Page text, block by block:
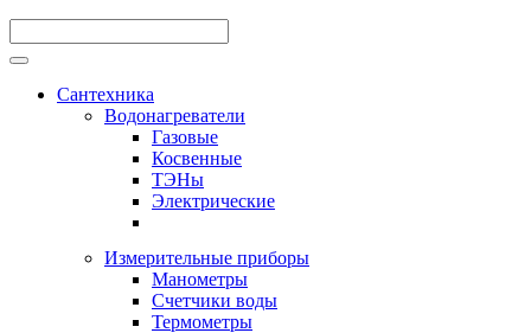
Сантехника
Водонагреватели
Газовые
Косвенные
ТЭНы
Электрические
Измерительные приборы
Манометры
Счетчики воды
Термометры